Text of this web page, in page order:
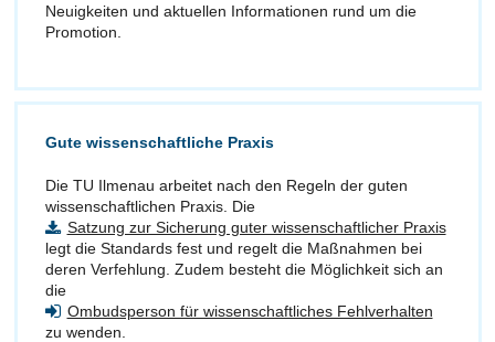
Neuigkeiten und aktuellen Informationen rund um die
Promotion.
Gute wissenschaftliche Praxis
Die TU Ilmenau arbeitet nach den Regeln der guten
wissenschaftlichen Praxis. Die
Satzung zur Sicherung guter wissenschaftlicher Praxis
legt die Standards fest und regelt die Maßnahmen bei
deren Verfehlung. Zudem besteht die Möglichkeit sich an
die
Ombudsperson für wissenschaftliches Fehlverhalten
zu wenden.